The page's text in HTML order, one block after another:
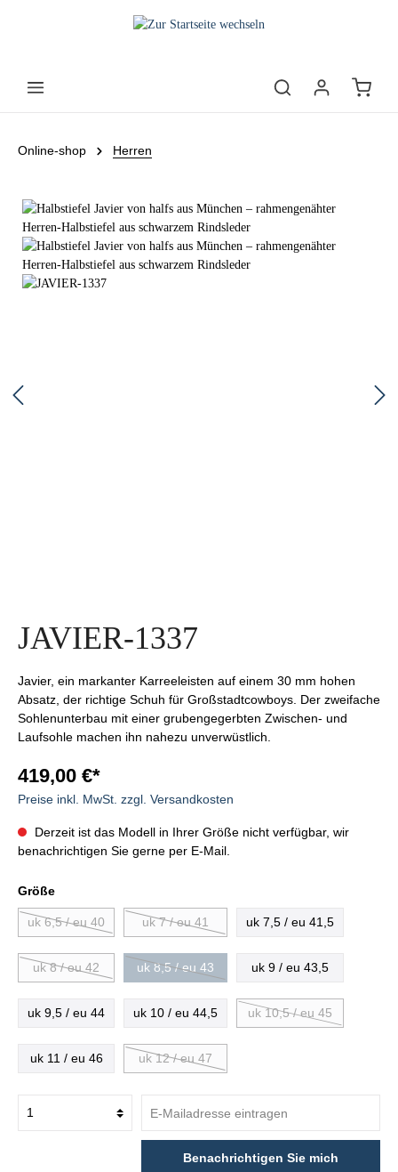
Online-shop Herren
JAVIER-1337
Javier, ein markanter Karreeleisten auf einem 30 mm hohen
Absatz, der richtige Schuh für Großstadtcowboys. Der zweifache
Sohlenunterbau mit einer grubengegerbten Zwischen- und
Laufsohle machen ihn nahezu unverwüstlich.
419,00 €*
Preise inkl. MwSt. zzgl. Versandkosten
Derzeit ist das Modell in Ihrer Größe nicht verfügbar, wir
benachrichtigen Sie gerne per E-Mail.
Größe
uk 6,5 / eu 40 uk 7 / eu 41 uk 7,5 / eu 41,5
uk 8 / eu 42 uk 8,5 / eu 43 uk 9 / eu 43,5
uk 9,5 / eu 44 uk 10 / eu 44,5 uk 10,5 / eu 45
uk 11 / eu 46 uk 12 / eu 47
Benachrichtigen Sie mich